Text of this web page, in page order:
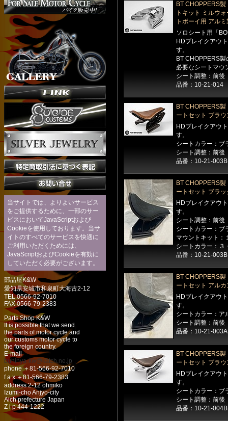
BT CHOPPERS
トキット ミルウ
トボーイ用 アル
ソロシート用「
HDブレイクアウ
す。
BT CHOPPERS
必要なシートマウ
シート調整：前後
品番：10-21-014
BT CHOPPERS
ートセット ブラ
HDブレイクアウ
す。
シートカラー：ブ
シート調整：前後
品番：10-21-
BT CHOPPERS
ートセット ブラ
HDブレイクアウ
す。
シート調整：前後
シートカラー：ブ
マウントキット：
シートカラー：３
品番：10-21-
BT CHOPPERS
ートセット アル
HDブレイクアウ
す。
シートカラー：ア
シート調整：前後
品番：10-21-
BT CHOPPERS
ートセット ブラ
HDブレイクアウ
す。
シートカラー：ブ
シート調整：前後
品番：10-21-
当サイトでは、よりよいサービス
をご提供するために、一部のサー
ビスにおいてJavaScriptおよび
Cookieを使用しております。当サ
イトのすべてのサービスを快適に
ご利用いただくためには、
JavaScriptおよびCookieを有効に
していただく必要がございます。
部品屋K&W
愛知県安城市和泉町大海古2-12
TEL 0566-92-7010
FAX 0566-79-2383
Parts Shop K&W
It is possible that we send
the parts of motor cycle and
our customs motor cycle to
the foreign country.
E-mail
buhinya-kw@katch.ne.jp
phone ＋81-566-92-7010
f a x ＋81-566-79-2383
address 2-12 ohmiko
Izumi-cho Anjyo-city
Aich prefecture Japan
Z i p 444-1222